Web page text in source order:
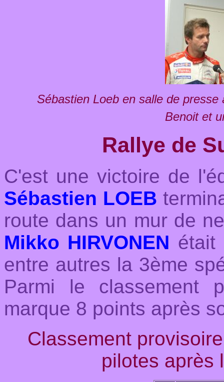
Sébastien Loeb en salle de
Benoit et
Rallye de
C'est une victoire de
Sébastien LOEB
route dans un mur de
Mikko HIRVONEN était
entre autres la 3ème
Parmi le
marque 8 points après
Classement
pilotes après